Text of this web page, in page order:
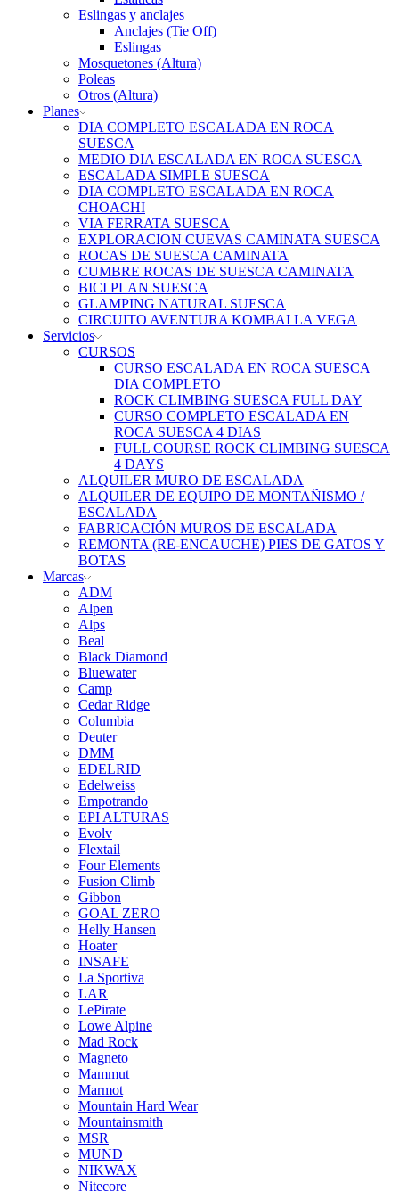
Eslingas y anclajes
Anclajes (Tie Off)
Eslingas
Mosquetones (Altura)
Poleas
Otros (Altura)
Planes
DIA COMPLETO ESCALADA EN ROCA
SUESCA
MEDIO DIA ESCALADA EN ROCA SUESCA
ESCALADA SIMPLE SUESCA
DIA COMPLETO ESCALADA EN ROCA
CHOACHI
VIA FERRATA SUESCA
EXPLORACION CUEVAS CAMINATA SUESCA
ROCAS DE SUESCA CAMINATA
CUMBRE ROCAS DE SUESCA CAMINATA
BICI PLAN SUESCA
GLAMPING NATURAL SUESCA
CIRCUITO AVENTURA KOMBAI LA VEGA
Servicios
CURSOS
CURSO ESCALADA EN ROCA SUESCA
DIA COMPLETO
ROCK CLIMBING SUESCA FULL DAY
CURSO COMPLETO ESCALADA EN
ROCA SUESCA 4 DIAS
FULL COURSE ROCK CLIMBING SUESCA
4 DAYS
ALQUILER MURO DE ESCALADA
ALQUILER DE EQUIPO DE MONTAÑISMO /
ESCALADA
FABRICACIÓN MUROS DE ESCALADA
REMONTA (RE-ENCAUCHE) PIES DE GATOS Y
BOTAS
Marcas
ADM
Alpen
Alps
Beal
Black Diamond
Bluewater
Camp
Cedar Ridge
Columbia
Deuter
DMM
EDELRID
Edelweiss
Empotrando
EPI ALTURAS
Evolv
Flextail
Four Elements
Fusion Climb
Gibbon
GOAL ZERO
Helly Hansen
Hoater
INSAFE
La Sportiva
LAR
LePirate
Lowe Alpine
Mad Rock
Magneto
Mammut
Marmot
Mountain Hard Wear
Mountainsmith
MSR
MUND
NIKWAX
Nitecore